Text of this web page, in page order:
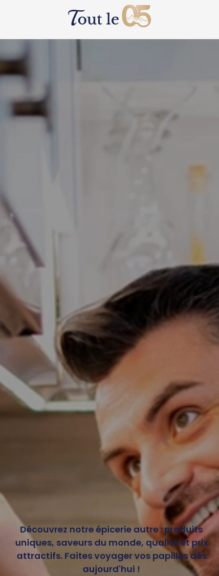
Découvrez notre épicerie autre : produits
uniques, saveurs du monde, qualité et prix
attractifs. Faites voyager vos papilles dès
aujourd'hui !